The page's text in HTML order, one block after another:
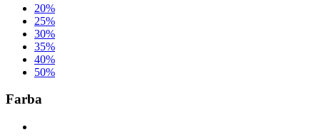
20%
25%
30%
35%
40%
50%
Farba